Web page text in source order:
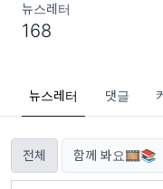
뉴스레터
168
뉴스레터 댓글
전체 함께 봐요🎞📚